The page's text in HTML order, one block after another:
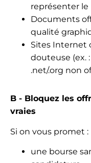
représenter le
Documents
qualité
Sites Internet
douteuse (ex.
.net/.org non
B - Bloquez les
vraies
Si on vous promet :
une bourse